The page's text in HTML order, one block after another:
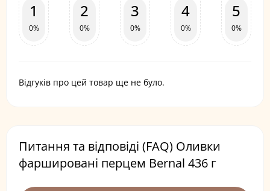
1
0%
2
0%
3
0%
4
0%
5
0%
Відгуків про цей товар ще не було.
Питання та відповіді (FAQ) Оливки
фаршировані перцем Bernal 436 г